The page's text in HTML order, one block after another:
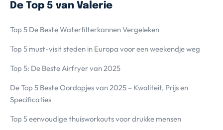
De Top 5 van Valerie
Top 5 De Beste Waterfilterkannen Vergeleken
Top 5 must-visit steden in Europa voor een weekendje weg
Top 5: De Beste Airfryer van 2025
De Top 5 Beste Oordopjes van 2025 – Kwaliteit, Prijs en
Specificaties
Top 5 eenvoudige thuisworkouts voor drukke mensen